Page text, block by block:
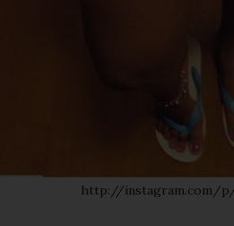
http://instagram.com/